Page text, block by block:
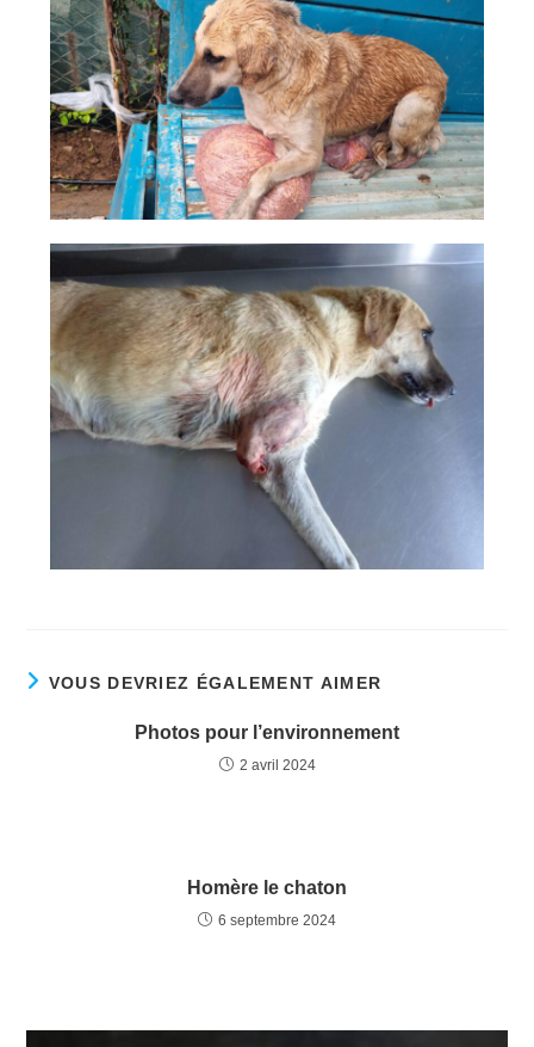
VOUS DEVRIEZ ÉGALEMENT AIMER
Photos pour l’environnement
2 avril 2024
Homère le chaton
6 septembre 2024